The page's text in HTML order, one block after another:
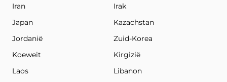
Iran
Irak
Japan
Kazachstan
Jordanië
Zuid-Korea
Koeweit
Kirgizië
Laos
Libanon